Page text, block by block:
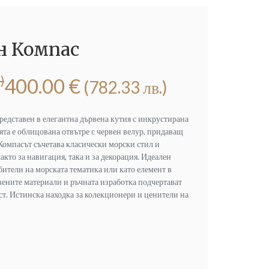
Компас
400.00 € (782.33 лв.)
в елегантна дървена кутия с инкрустирана
е облицована отвътре с червен велур, придаващ
съчетава класически морски стил и
за навигация, така и за декорация. Идеален
на морската тематика или като елемент в
материали и ръчната изработка подчертават
Истинска находка за колекционери и ценители на